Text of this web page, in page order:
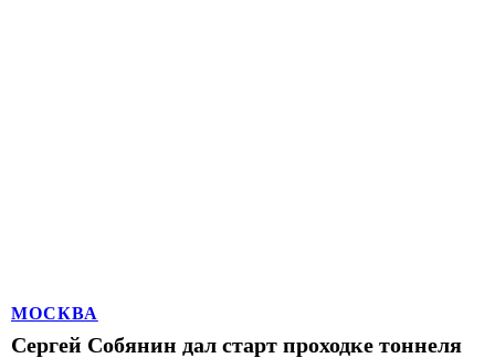
МОСКВА
Сергей Собянин дал старт проходке тоннеля